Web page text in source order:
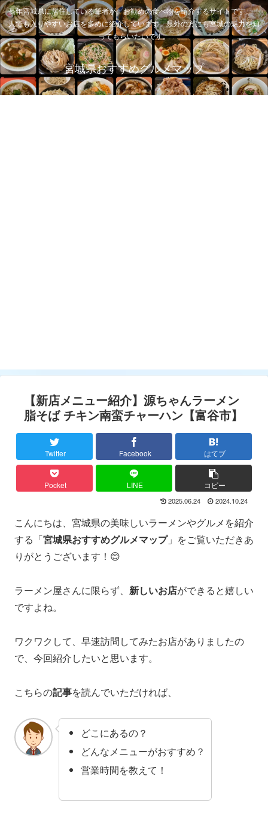
長年宮城県に居住している筆者が、お勧めの食べ物を紹介するサイトです。一
人でも入りやすいお店を多めに紹介しています。県外の方にも宮城の魅力を知
ってもらいたいです。
宮城県おすすめグルメマップ
【新店メニュー紹介】源ちゃんラーメン
脂そば チキン南蛮チャーハン【富谷市】
Twitter Facebook はてブ
Pocket LINE コピー
2025.06.24 2024.10.24
こんにちは、宮城県の美味しいラーメンやグルメを紹介
する「宮城県おすすめグルメマップ」をご覧いただきあ
りがとうございます！😊
ラーメン屋さんに限らず、 新しいお店ができると嬉しい
ですよね。
ワクワクして、早速訪問してみたお店がありましたの
で、今回紹介したいと思います。
こちらの記事を読んでいただければ、
どこにあるの？
どんなメニューがおすすめ？
営業時間を教えて！